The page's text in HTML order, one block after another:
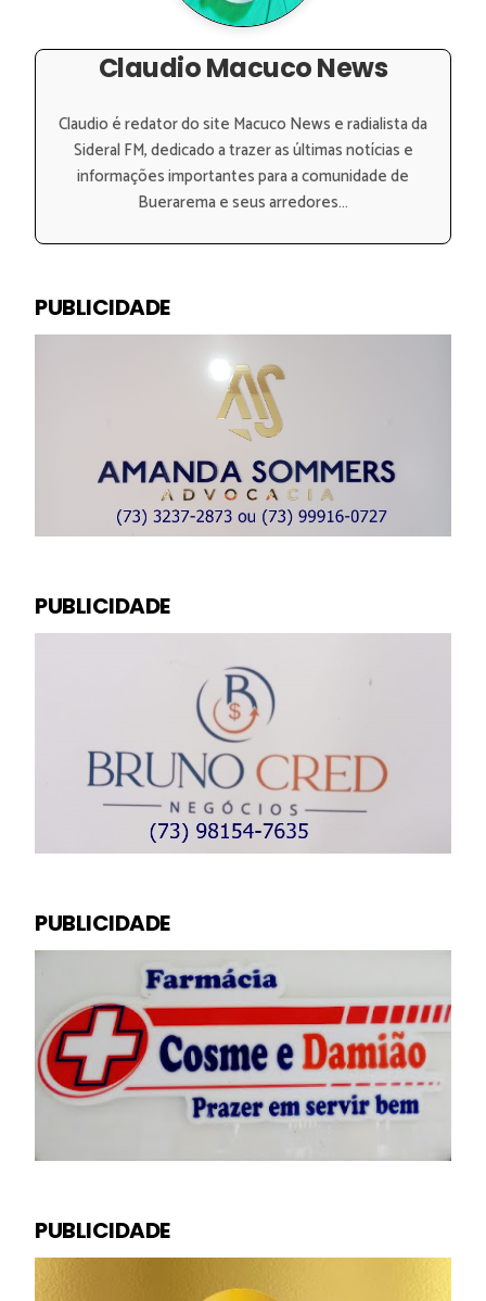
Claudio Macuco News
Claudio é redator do site Macuco News e radialista da
Sideral FM, dedicado a trazer as últimas notícias e
informações importantes para a comunidade de
Buerarema e seus arredores...
PUBLICIDADE
PUBLICIDADE
PUBLICIDADE
PUBLICIDADE